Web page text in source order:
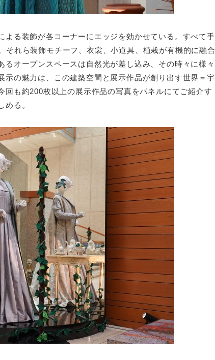
る装飾が各コーナーにエッジを効かせている。すべて手
れら装飾モチーフ、衣裳、小道具、植栽が有機的に融合
オープンスペースは自然光が差し込み、その時々に様々
の魅力は、この建築空間と展示作品が創り出す世界＝宇
も約200枚以上の展示作品の写真をパネルにてご紹介す
める。